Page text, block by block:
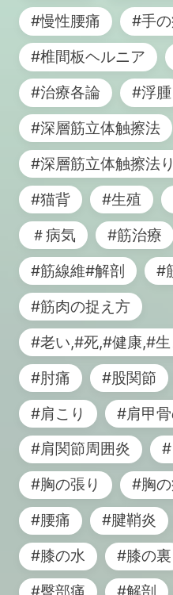
#慢性腰痛
#手
#椎間板ヘルニア
#治療各論
#浮腫
#深層筋立体触擦法
#深層筋立体触擦法り
#猫背
#生殖
＃病気
#筋治療
#筋線維#解剖
#
#筋肉の捉え方
#老い,#死,#健康,#
#肘痛
#股関節
#肩こり
#肩甲
#肩関節周囲炎
#胸の張り
#胸
#腰痛
#腱鞘炎
#膝の水
#膝の裏